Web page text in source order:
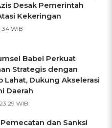
Desak Pemerintah
Kekeringan
WIB
Babel Perkuat
Strategis dengan
Lahat, Dukung Akselerasi
Daerah
WIB
dan Sanksi